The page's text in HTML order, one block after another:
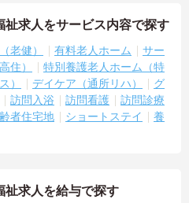
祉求人をサービス内容で探す
老健） 有料老人ホーム
サー
住）
特別養護老人ホーム（特
） デイケア（通所リハ）
グ
訪問入浴 訪問看護
訪問診療
者住宅地 ショートステイ
養
祉求人を給与で探す